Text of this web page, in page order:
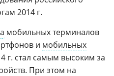
2014 г.
мобильных терминалов
и мобильных
г. стал самым высоким за
При этом на